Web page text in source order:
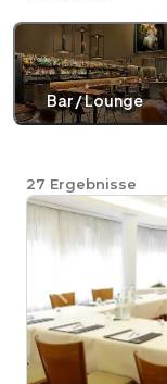
Bar / Lounge
27 Ergebnisse